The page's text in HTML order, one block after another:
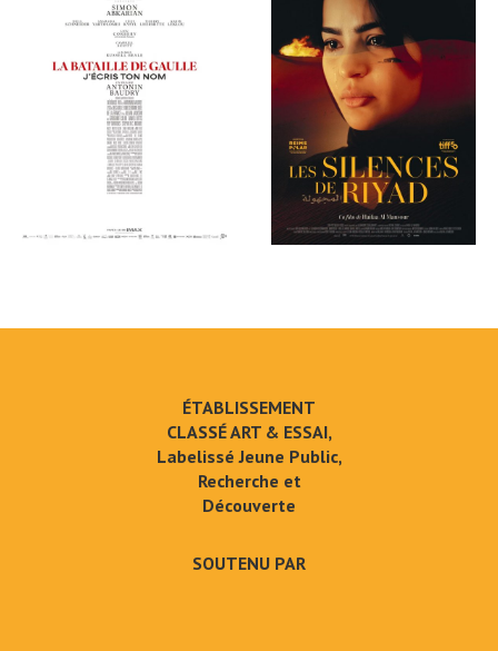
ÉTABLISSEMENT
CLASSÉ ART & ESSAI,
Labelissé Jeune Public,
Recherche et
Découverte
SOUTENU PAR